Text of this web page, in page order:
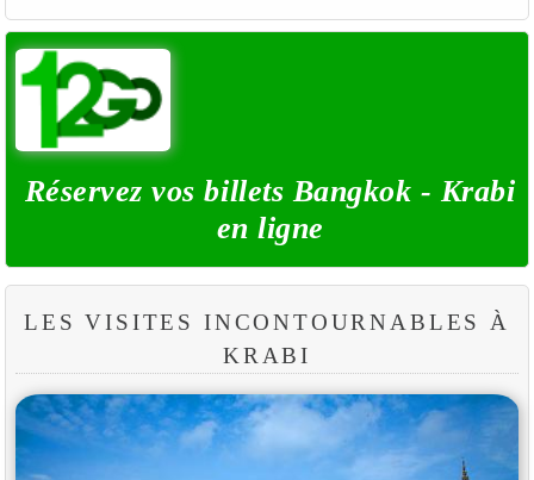
Réservez vos billets Bangkok - Krabi
en ligne
LES VISITES INCONTOURNABLES À
KRABI